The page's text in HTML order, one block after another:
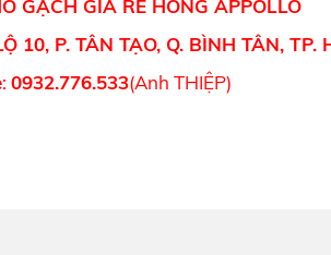
GẠCH GIÁ RẺ HỒNG APPOLLO
10, P. TÂN TẠO, Q. BÌNH TÂN, TP.
: 0932.776.533(Anh THIỆP)